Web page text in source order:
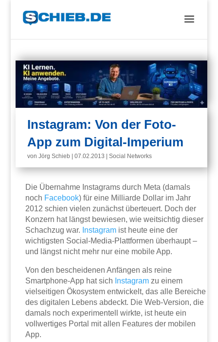
Instagram: Von der Foto-
App zum Digital-Imperium
vonJörg Schieb |07.02.2013 |Social Networks
Die Übernahme Instagrams durch Meta (damals
noch Facebook) für eine Milliarde Dollar im Jahr
2012 schien vielen zunächst überteuert. Doch der
Konzern hat längst bewiesen, wie weitsichtig dieser
Schachzug war. Instagram ist heute eine der
wichtigsten Social-Media-Plattformen überhaupt –
und längst nicht mehr nur eine mobile App.
Von den bescheidenen Anfängen als reine
Smartphone-App hat sich Instagram zu einem
vielseitigen Ökosystem entwickelt, das alle Bereiche
des digitalen Lebens abdeckt. Die Web-Version, die
damals noch experimentell wirkte, ist heute ein
vollwertiges Portal mit allen Features der mobilen
App.